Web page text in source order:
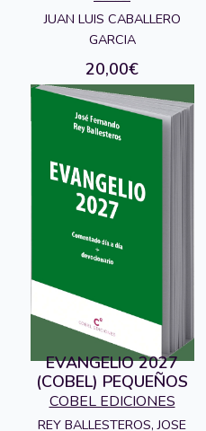
JUAN LUIS CABALLERO
GARCIA
20,00€
EVANGELIO 2027
(COBEL) PEQUEÑOS
COBEL EDICIONES
REY BALLESTEROS, JOSE